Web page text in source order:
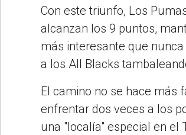
Con este triunfo, Los
alcanzan los 9 puntos,
más interesante que
a los All Blacks
El camino no se hace más
enfrentar dos veces a los
una "localía" especial en el